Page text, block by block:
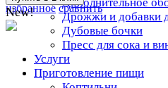
Дрожжи и добавки
Дубовые бочки
Пресс для сока и
Услуги
Приготовление пищи
избранное сравнить
New!